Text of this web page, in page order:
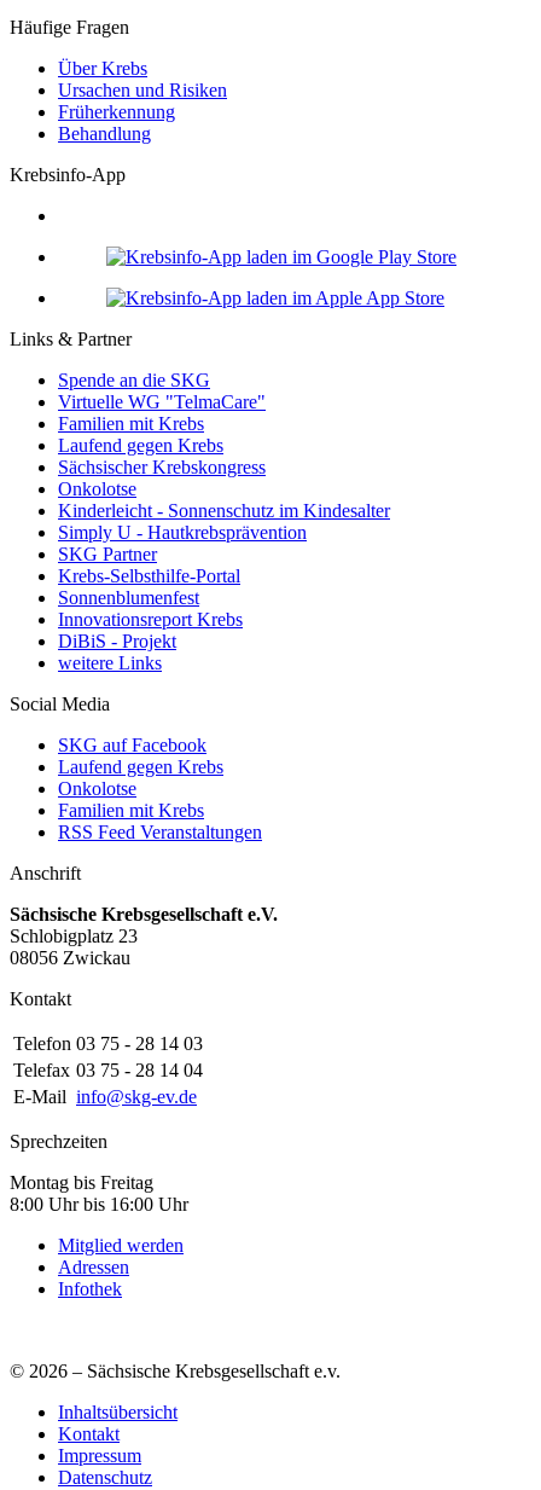
Häufige Fragen
Über Krebs
Ursachen und Risiken
Früherkennung
Behandlung
Krebsinfo-App
Links & Partner
Spende an die SKG
Virtuelle WG "TelmaCare"
Familien mit Krebs
Laufend gegen Krebs
Sächsischer Krebskongress
Onkolotse
Kinderleicht - Sonnenschutz im Kindesalter
Simply U - Hautkrebsprävention
SKG Partner
Krebs-Selbsthilfe-Portal
Sonnenblumenfest
Innovationsreport Krebs
DiBiS - Projekt
weitere Links
Social Media
SKG auf Facebook
Laufend gegen Krebs
Onkolotse
Familien mit Krebs
RSS Feed Veranstaltungen
Anschrift
Sächsische Krebsgesellschaft e.V.
Schlobigplatz 23
08056 Zwickau
Kontakt
Telefon 03 75 - 28 14 03
Telefax 03 75 - 28 14 04
E-Mail info@skg-ev.de
Sprechzeiten
Montag bis Freitag
8:00 Uhr bis 16:00 Uhr
Mitglied werden
Adressen
Infothek
© 2026 – Sächsische Krebsgesellschaft e.v.
Inhaltsübersicht
Kontakt
Impressum
Datenschutz